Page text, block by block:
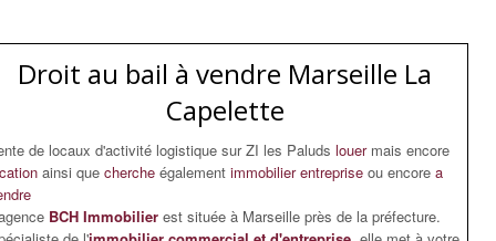
Droit au bail à vendre Marseille La
Capelette
de locaux d'activité logistique sur ZI les Paludslouer mais encore
ainsi quechercheégalementimmobilier entrepriseou encorea
BCH Immobilier est située à Marseille près de la préfecture.